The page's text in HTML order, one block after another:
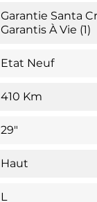
Garantie Santa
Garantis À Vie (1)
Etat Neuf
410 Km
29"
Haut
L